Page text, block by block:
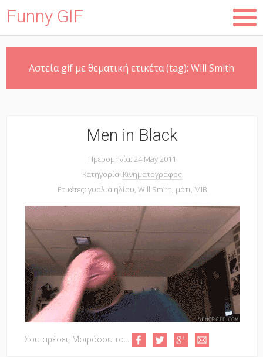
main
Funny GIF
Αστεία gif με θεματική ετικέτα (tag): Will Smith
Men in Black
Ημερομηνία: 24 May 2011
Κατηγορία: Κινηματογράφος
Ετικέτες: γυαλιά ηλίου, Will Smith, μάτι, MIB
Σου αρέσει; Μοιράσου το...